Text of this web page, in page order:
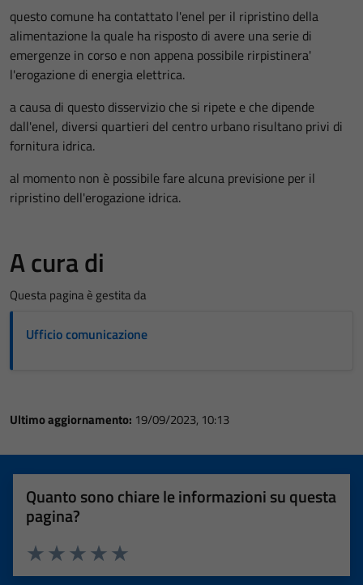
questo comune ha contattato l'enel per il ripristino della
alimentazione la quale ha risposto di avere una serie di
emergenze in corso e non appena possibile rirpistinera'
l'erogazione di energia elettrica.
a causa di questo disservizio che si ripete e che dipende
dall'enel, diversi quartieri del centro urbano risultano privi di
fornitura idrica.
al momento non è possibile fare alcuna previsione per il
ripristino dell'erogazione idrica.
A cura di
Questa pagina è gestita da
Ufficio comunicazione
Ultimo aggiornamento: 19/09/2023, 10:13
Quanto sono chiare le informazioni su questa
pagina?
Valuta 5 stelle su 5
Valuta 4 stelle su 5
Valuta 3 stelle su 5
Valuta 2 stelle su 5
Valuta 1 stelle su 5